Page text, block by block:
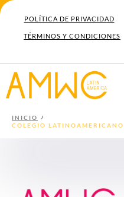
POLÍTICA DE PRIVACIDAD
TÉRMINOS Y CONDICIONES
INICIO
COLEGIO